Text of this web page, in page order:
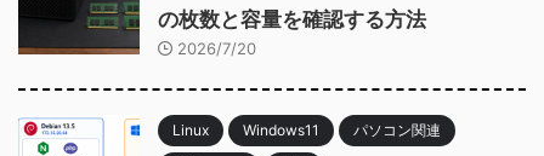
の枚数と容量を確認する方法
2026/7/20
Linux Windows11 パソコン関連